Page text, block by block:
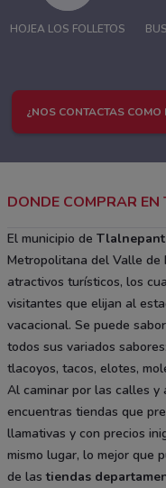
HOJEA LOS FOLLETOS
¿NOS CONTACTAS COMO
DONDE COMPRAR
El municipio de
Metropolitana del Valle de
atractivos turísticos, los
visitantes que elijan al
vacacional. Se puede
todos sus variados
tlacoyos, tacos, elotes,
Al caminar por las calles
encuentras tiendas que
llamativas y con precios
mismo lugar, lo mejor que
de lastiendas